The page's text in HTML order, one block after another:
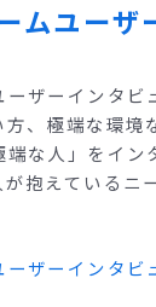
ムユーザ
ザーインタビ
、極端な環境
な人」をイン
抱えているニ
ザーインタビ